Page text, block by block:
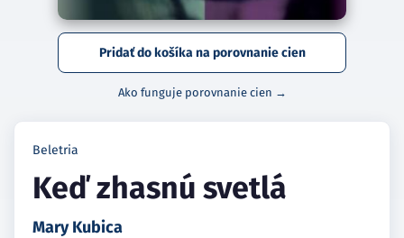
Pridať do košíka na porovnanie cien
Ako funguje porovnanie cien →
Beletria
Keď zhasnú svetlá
Mary Kubica